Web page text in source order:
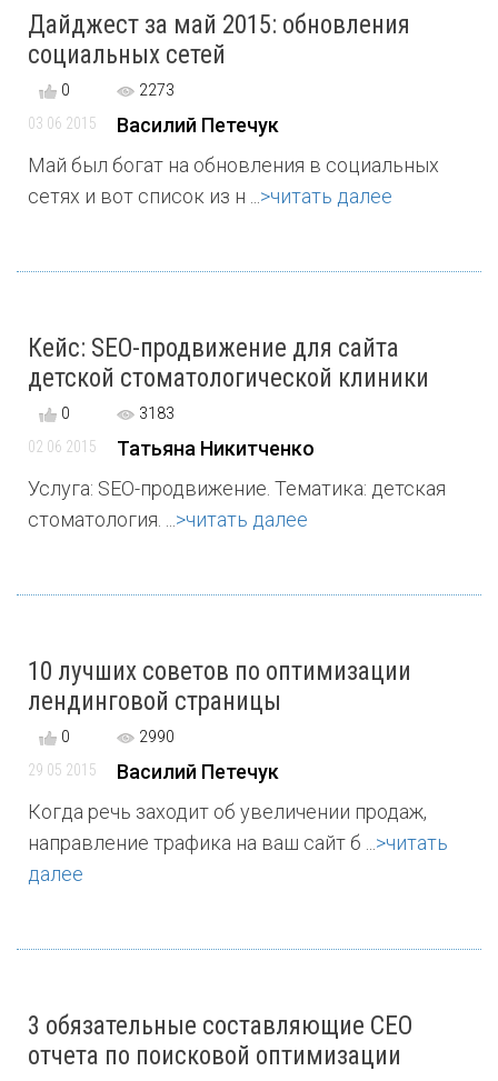
Дайджест за май 2015: обновления
социальных сетей
0
2273
03 06 2015
Василий Петечук
Май был богат на обновления в социальных
сетях и вот список из н ... >читать далее
Кейс: SEO-продвижение для сайта
детской стоматологической клиники
0
3183
02 06 2015
Татьяна Никитченко
Услуга: SEO-продвижение. Тематика: детская
стоматология. ... >читать далее
10 лучших советов по оптимизации
лендинговой страницы
0
2990
29 05 2015
Василий Петечук
Когда речь заходит об увеличении продаж,
направление трафика на ваш сайт б ... >читать
далее
3 обязательные составляющие СЕО
отчета по поисковой оптимизации